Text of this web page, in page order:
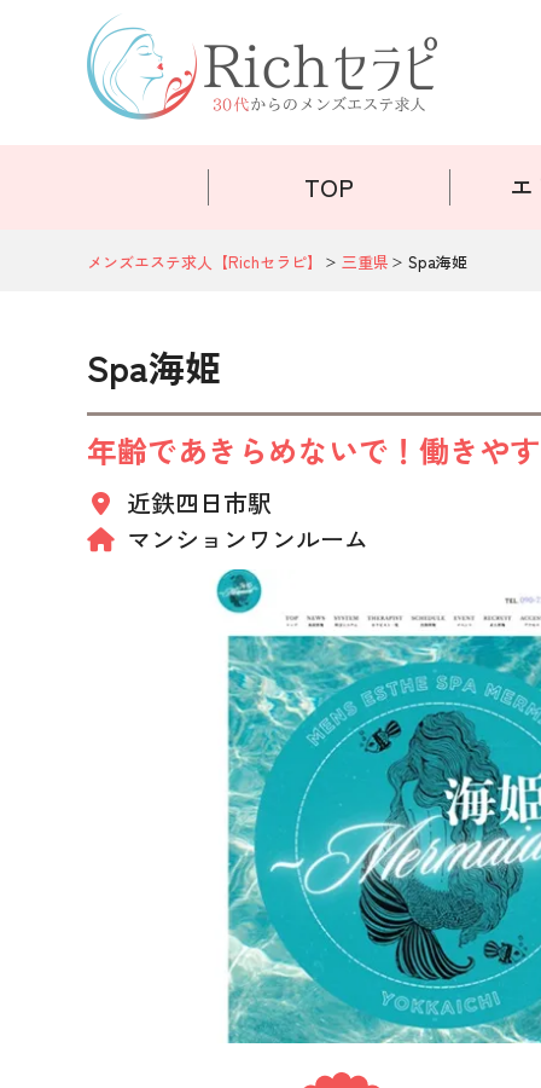
TOP
メンズエステ求人【Richセラピ】 三重県 Spa海姫
Spa海姫
年齢であきらめないで！働きや
近鉄四日市駅
マンションワンルーム